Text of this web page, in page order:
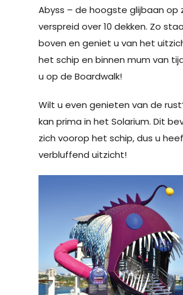
Abyss – de hoogste glijbaan op
verspreid over 10 dekken. Zo
boven en geniet u van het
het schip en binnen mum van
u op de Boardwalk!
Wilt u even genieten van de
kan prima in het Solarium. Dit
zich voorop het schip, dus u
verbluffend uitzicht!